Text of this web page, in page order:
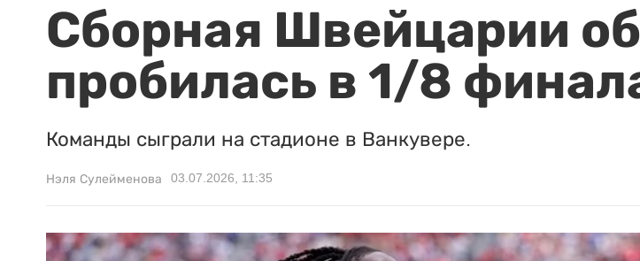
Сборная Швейцарии
пробилась в 1/8
Команды сыграли на стадионе в Ванкувере.
Нэля Сулейменова 03.07.2026, 11:35